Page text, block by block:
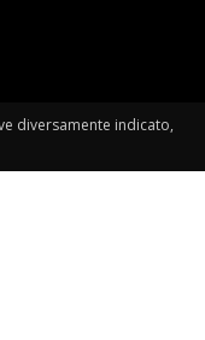
diversamente indicato,